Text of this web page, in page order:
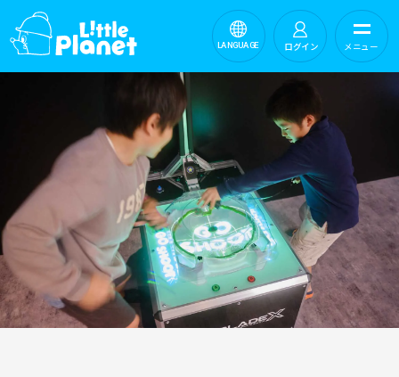
ログイン
LANGUAGE メニュー